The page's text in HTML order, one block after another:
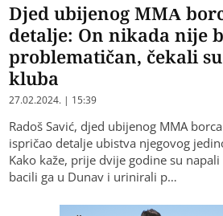
Djed ubijenog MMA
detalje: On nikada nije
problematičan, čekali
kluba
27.02.2024. | 15:39
Radoš Savić, djed ubijenog MMA
ispričao detalje ubistva njegovog
Kako kaže, prije dvije godine su
bacili ga u Dunav i urinirali p…